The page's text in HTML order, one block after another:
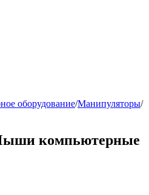
оборудование/Манипуляторы/
компьютерные